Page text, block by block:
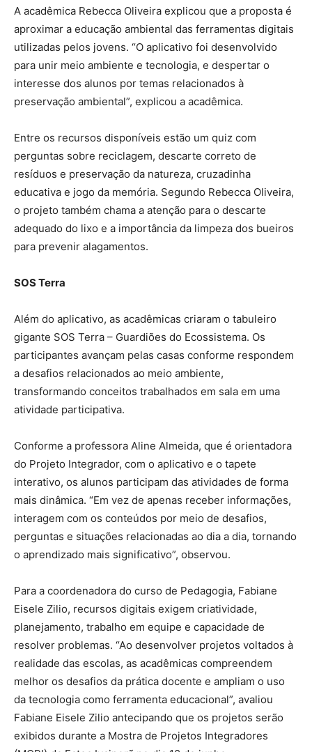
A acadêmica Rebecca Oliveira explicou que a proposta é
aproximar a educação ambiental das ferramentas digitais
utilizadas pelos jovens. “O aplicativo foi desenvolvido
para unir meio ambiente e tecnologia, e despertar o
interesse dos alunos por temas relacionados à
preservação ambiental”, explicou a acadêmica.
Entre os recursos disponíveis estão um quiz com
perguntas sobre reciclagem, descarte correto de
resíduos e preservação da natureza, cruzadinha
educativa e jogo da memória. Segundo Rebecca Oliveira,
o projeto também chama a atenção para o descarte
adequado do lixo e a importância da limpeza dos bueiros
para prevenir alagamentos.
SOS Terra
Além do aplicativo, as acadêmicas criaram o tabuleiro
gigante SOS Terra – Guardiões do Ecossistema. Os
participantes avançam pelas casas conforme respondem
a desafios relacionados ao meio ambiente,
transformando conceitos trabalhados em sala em uma
atividade participativa.
Conforme a professora Aline Almeida, que é orientadora
do Projeto Integrador, com o aplicativo e o tapete
interativo, os alunos participam das atividades de forma
mais dinâmica. “Em vez de apenas receber informações,
interagem com os conteúdos por meio de desafios,
perguntas e situações relacionadas ao dia a dia, tornando
o aprendizado mais significativo”, observou.
Para a coordenadora do curso de Pedagogia, Fabiane
Eisele Zilio, recursos digitais exigem criatividade,
planejamento, trabalho em equipe e capacidade de
resolver problemas. “Ao desenvolver projetos voltados à
realidade das escolas, as acadêmicas compreendem
melhor os desafios da prática docente e ampliam o uso
da tecnologia como ferramenta educacional”, avaliou
Fabiane Eisele Zilio antecipando que os projetos serão
exibidos durante a Mostra de Projetos Integradores